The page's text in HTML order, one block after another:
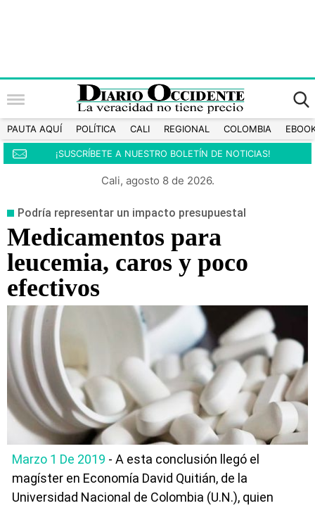
PAUTA AQUÍ POLÍTICA CALI REGIONAL COLOMBIA
¡SUSCRÍBETE A NUESTRO BOLETÍN DE NOTICIAS!
Cali, agosto 8 de 2026.
Podría representar un impacto presupuestal
Medicamentos para
leucemia, caros y poco
efectivos
Marzo 1 De 2019 - A esta conclusión llegó el
magíster en Economía David Quitián, de la
Universidad Nacional de Colombia (U.N.), quien